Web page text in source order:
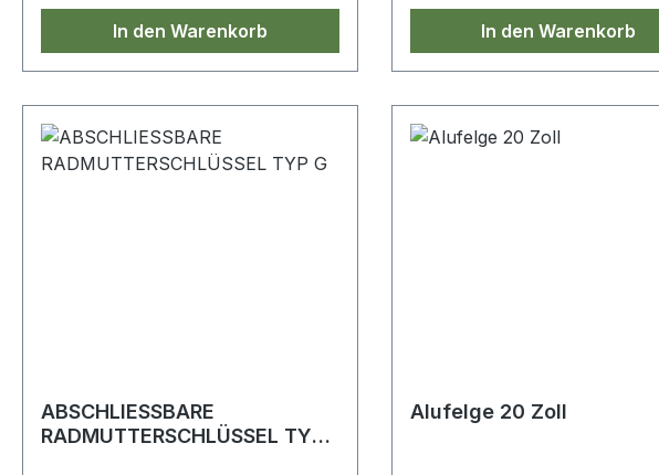
In den Warenkorb In den Warenkorb
ABSCHLIESSBARE
RADMUTTERSCHLÜSSEL TYP
Alufelge 20 Zoll